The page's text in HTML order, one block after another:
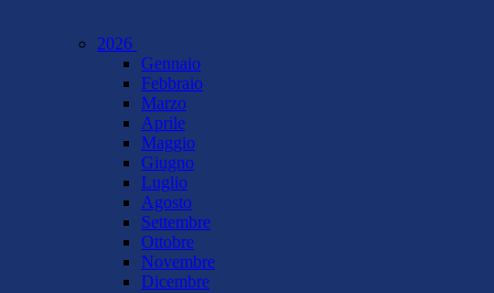
2026
Gennaio
Febbraio
Marzo
Aprile
Maggio
Giugno
Luglio
Agosto
Settembre
Ottobre
Novembre
Dicembre